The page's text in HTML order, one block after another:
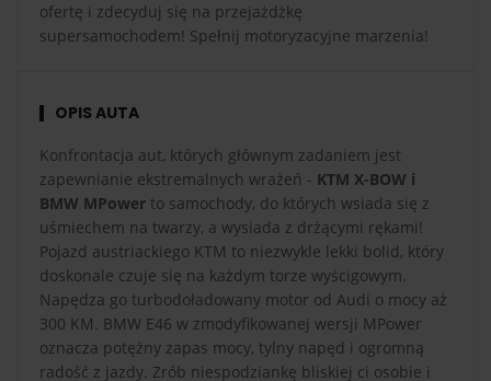
ofertę i zdecyduj się na przejażdżkę
supersamochodem! Spełnij motoryzacyjne marzenia!
OPIS AUTA
Konfrontacja aut, których głównym zadaniem jest
zapewnianie ekstremalnych wrażeń - KTM X-BOW i
BMW MPower to samochody, do których wsiada się z
uśmiechem na twarzy, a wysiada z drżącymi rękami!
Pojazd austriackiego KTM to niezwykle lekki bolid, który
doskonale czuje się na każdym torze wyścigowym.
Napędza go turbodoładowany motor od Audi o mocy aż
300 KM. BMW E46 w zmodyfikowanej wersji MPower
oznacza potężny zapas mocy, tylny napęd i ogromną
radość z jazdy. Zrób niespodziankę bliskiej ci osobie i